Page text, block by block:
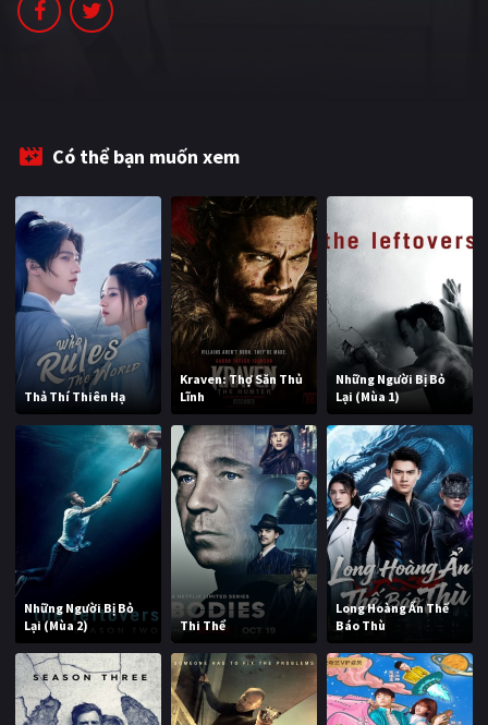
BLOG
Có thể bạn muốn xem
Thả Thí Thiên Hạ
Kraven: Thợ Săn Thủ
Lĩnh
Những Người Bị Bỏ
Lại (Mùa 1)
Những Người Bị Bỏ
Lại (Mùa 2)
Thi Thể
Long Hoàng Ẩn Thế
Báo Thù